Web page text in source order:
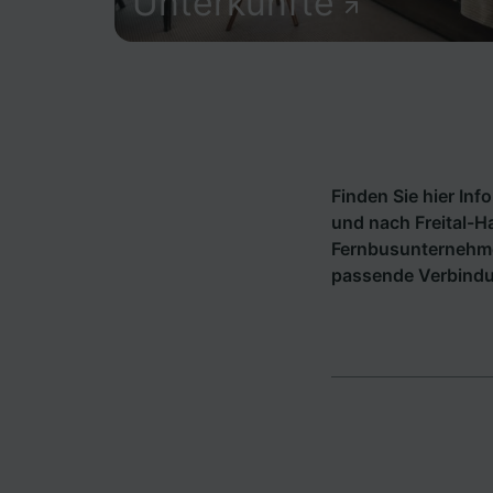
Finden Sie hier
und nach Freital-
passende